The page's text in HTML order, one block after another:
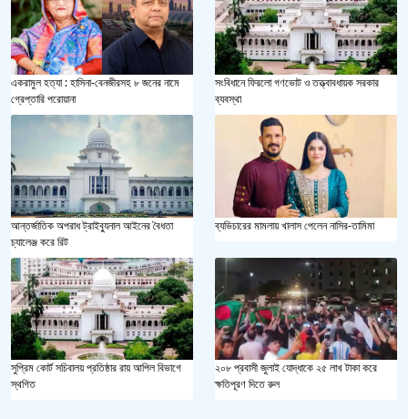
একরামুল হত্যা : হাসিনা-বেনজীরসহ ৮ জনের নামে
গ্রেপ্তারি পরোয়ানা
সংবিধানে ফিরলো গণভোট ও তত্ত্বাবধায়ক সরকার
ব্যবস্থা
আন্তর্জাতিক অপরাধ ট্রাইব্যুনাল আইনের বৈধতা
চ্যালেঞ্জ করে রিট
ব্যভিচারের মামলায় খালাস পেলেন নাসির-তামিমা
সুপ্রিম কোর্ট সচিবালয় প্রতিষ্ঠার রায় আপিল বিভাগে
স্থগিত
২০৮ প্রবাসী জুলাই যোদ্ধাকে ২৫ লাখ টাকা করে
ক্ষতিপূরণ দিতে রুল